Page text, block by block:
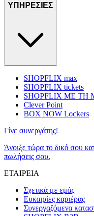
ΥΠΗΡΕΣΙΕΣ
SHOPFLIX max
SHOPFLIX tickets
SHOPFLIX ΜΕ ΤΗ
Clever Point
BOX NOW Lockers
Γίνε συνεργάτης!
Άνοιξε τώρα το δικό σου
πωλήσεις σου.
ΕΤΑΙΡΕΙΑ
Σχετικά με εμάς
Ευκαιρίες καριέρας
Συνεργαζόμενα